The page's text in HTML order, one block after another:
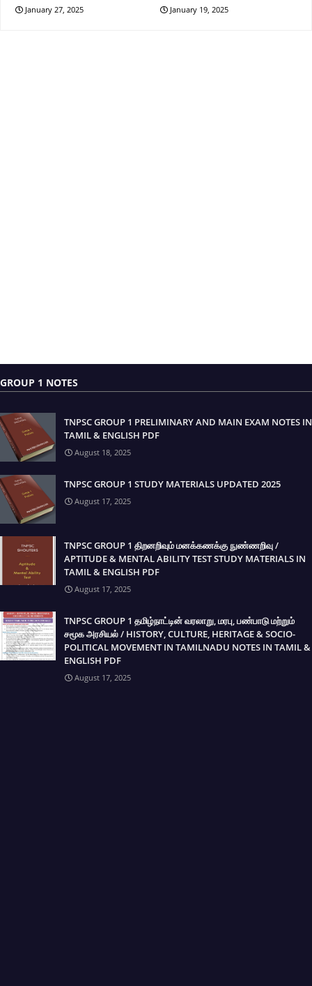
January 27, 2025 January 19, 2025
GROUP 1 NOTES
TNPSC GROUP 1 PRELIMINARY AND MAIN EXAM NOTES IN
TAMIL & ENGLISH PDF
August 18, 2025
TNPSC GROUP 1 STUDY MATERIALS UPDATED 2025
August 17, 2025
TNPSC GROUP 1 திறனறிவும் மனக்கணக்கு நுண்ணறிவு /
APTITUDE & MENTAL ABILITY TEST STUDY MATERIALS IN
TAMIL & ENGLISH PDF
August 17, 2025
TNPSC GROUP 1 தமிழ்நாட்டின் வரலாறு, மரபு, பண்பாடு மற்றும்
சமூக அரசியல் / HISTORY, CULTURE, HERITAGE & SOCIO-
POLITICAL MOVEMENT IN TAMILNADU NOTES IN TAMIL &
ENGLISH PDF
August 17, 2025